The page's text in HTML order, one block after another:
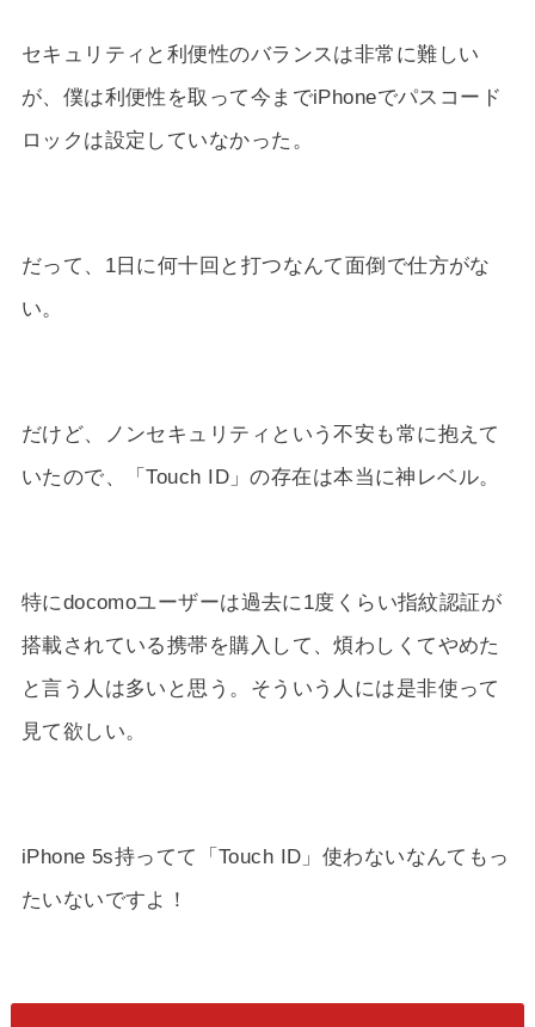
セキュリティと利便性のバランスは非常に難しい
が、僕は利便性を取って今までiPhoneでパスコード
ロックは設定していなかった。
だって、1日に何十回と打つなんて面倒で仕方がな
い。
だけど、ノンセキュリティという不安も常に抱えて
いたので、「Touch ID」の存在は本当に神レベル。
特にdocomoユーザーは過去に1度くらい指紋認証が
搭載されている携帯を購入して、煩わしくてやめた
と言う人は多いと思う。そういう人には是非使って
見て欲しい。
iPhone 5s持ってて「Touch ID」使わないなんてもっ
たいないですよ！